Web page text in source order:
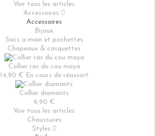
Voir tous les articles
Accessoires 
Accessoires
Bijoux
Sacs a main et pochettes
Chapeaux & casquettes
Collier ras du cou maya
14,90 € En cours de réassort
Collier diamants
6,90 €
Voir tous les articles
Chaussures
Styles 